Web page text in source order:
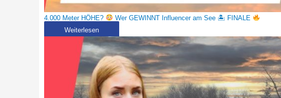
4.000 Meter HÖHE?
Wer GEWINNT Influencer am See 🏝 FINALE
Weiterlesen